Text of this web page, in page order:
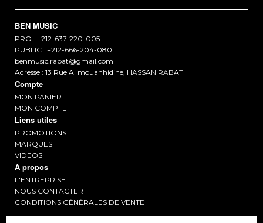
BEN MUSIC
PRO : +212-637-220-005
PUBLIC : +212-666-204-080
benmusic.rabat@gmail.com
Adresse : 13 Rue Al mouahhidine, HASSAN RABAT
Compte
MON PANIER
MON COMPTE
Liens utiles
PROMOTIONS
MARQUES
VIDEOS
A propos
L'ENTREPRISE
NOUS CONTACTER
CONDITIONS GÉNÉRALES DE VENTE